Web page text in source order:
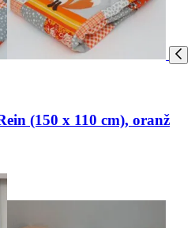
(150 x 110 cm), oranž